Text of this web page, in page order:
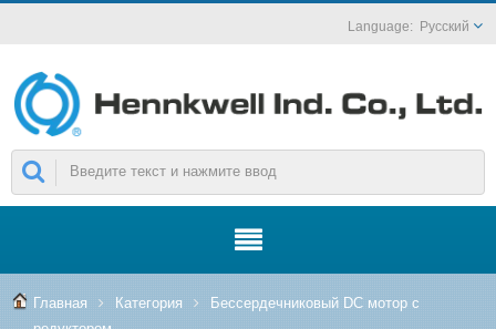
Русский
Главная Категория
Бессердечниковый DC мотор с